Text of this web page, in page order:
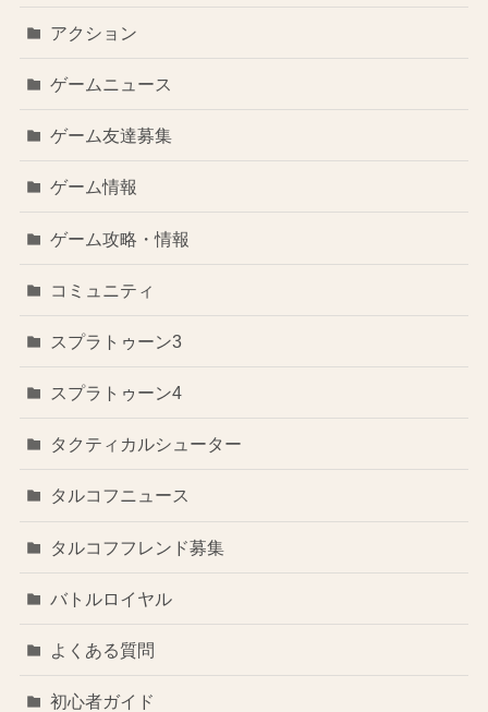
アクション
ゲームニュース
ゲーム友達募集
ゲーム情報
ゲーム攻略・情報
コミュニティ
スプラトゥーン3
スプラトゥーン4
タクティカルシューター
タルコフニュース
タルコフフレンド募集
バトルロイヤル
よくある質問
初心者ガイド